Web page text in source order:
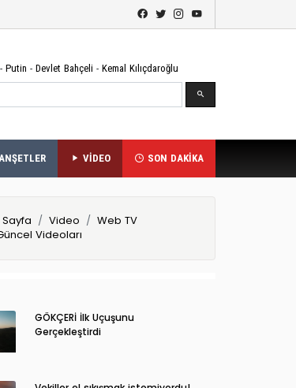
- Putin - Devlet Bahçeli - Kemal Kılıçdaroğlu
VİDEO SON DAKİKA
Video
Web TV
Videoları
GÖKÇERİ İlk Uçuşunu
Gerçekleştirdi